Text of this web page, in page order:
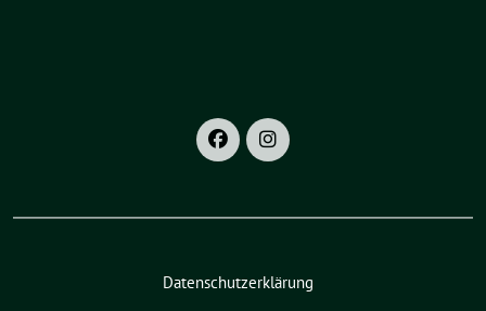
Datenschutzerklärung